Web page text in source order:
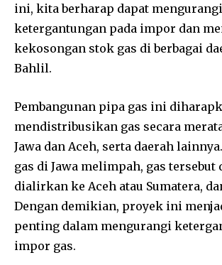
ini, kita berharap dapat mengurangi
ketergantungan pada impor dan
kekosongan stok gas di berbagai
Bahlil.
Pembangunan pipa gas ini
mendistribusikan gas secara
Jawa dan Aceh, serta daerah
gas di Jawa melimpah, gas tersebut
dialirkan ke Aceh atau Sumatera,
Dengan demikian, proyek ini
penting dalam mengurangi
impor gas.